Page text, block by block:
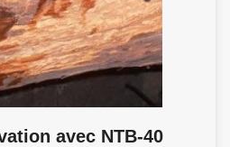
avec NTB-40